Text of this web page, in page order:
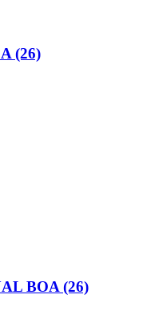
(26)
BOA (26)